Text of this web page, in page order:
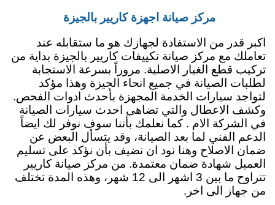
مركز صيانة اجهزة كاريير بالجيزة
اكبر قدر من الاستفادة لجهازك هو ما ستقابله عند
تعاملك مع مركز صيانة تكييفات كاريير بالجيزة بداية من
تركيب قطع الغيار الاصلية. مروراً بسرعة الاستجابة
لطلبات الصيانة في جميع انحاء الجيزة وهذا مؤكد
لتواجد سيارات الخدمة المجهزة بأحدث ادوات الفحص.
وكشف الاعطال والتي تضاهى احدث سيارات الصيانة
في الشركة الام . كما نعلمك بأننا سوف نوفر لك ايضاً
الدعم الفني لما بعد الصيانة، وقد يتسأل البعض عن
ضمان الاصلاح وهنا نود ان نضيف بأن نؤكد على تسليم
العميل شهادة ضمان معتمدة. من مركز صيانة كاريير
تتراوح ما بين 3 اشهر الى 12 شهر، وهذه المدة تختلف
من جهاز الى اخر.